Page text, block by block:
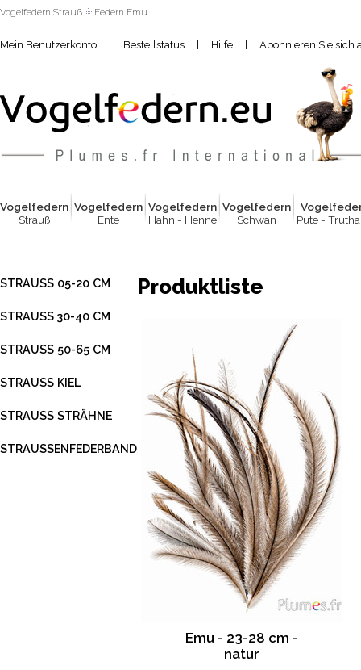
Vogelfedern Strauß Federn Emu
Mein Benutzerkonto | Bestellstatus | Hilfe | Abonnieren Sie sich
Vogelfedern
Strauß
Vogelfedern
Ente
Vogelfedern
Hahn - Henne
Vogelfedern
Schwan
Vogelfede
Pute -
STRAUSS 05-20 CM
STRAUSS 30-40 CM
STRAUSS 50-65 CM
STRAUSS KIEL
STRAUSS STRÄHNE
STRAUSSENFEDERBAND
Produktliste
Emu - 23-28 cm -
natur